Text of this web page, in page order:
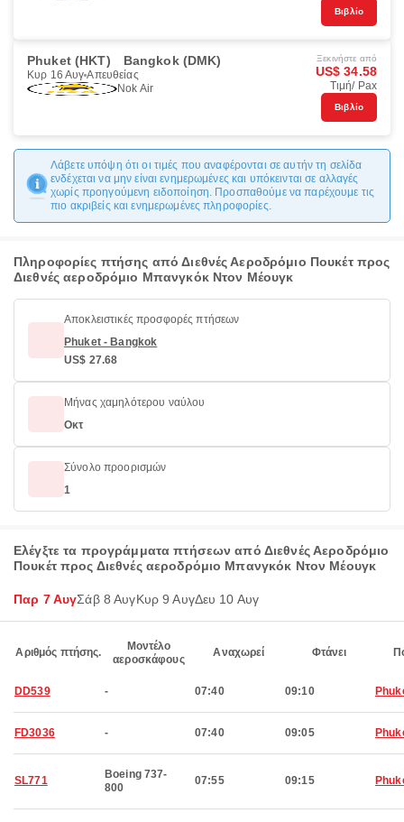
Βιβλίο
Phuket (HKT) Bangkok (DMK)
Κυρ 16 Αυγ Απευθείας
Nok Air
Ξεκινήστε από
US$ 34.58
Τιμή/ Pax
Βιβλίο
Λάβετε υπόψη ότι οι τιμές που αναφέρονται σε αυτήν τη σελίδα
ενδέχεται να μην είναι ενημερωμένες και υπόκεινται σε αλλαγές
χωρίς προηγούμενη ειδοποίηση. Προσπαθούμε να παρέχουμε τις
πιο ακριβείς και ενημερωμένες πληροφορίες.
Πληροφορίες πτήσης από Διεθνές Αεροδρόμιο Πουκέτ προς
Διεθνές αεροδρόμιο Μπανγκόκ Ντον Μέουγκ
Αποκλειστικές προσφορές πτήσεων
Phuket - Bangkok
US$ 27.68
Μήνας χαμηλότερου ναύλου
Οκτ
Σύνολο προορισμών
1
Ελέγξτε τα προγράμματα πτήσεων από Διεθνές Αεροδρόμιο
Πουκέτ προς Διεθνές αεροδρόμιο Μπανγκόκ Ντον Μέουγκ
Παρ 7 ΑυγΣάβ 8 ΑυγΚυρ 9 ΑυγΔευ 10 Αυγ
Αριθμός πτήσης.
Μοντέλο
αεροσκάφους
Αναχωρεί Φτάνει
DD539 - 07:40 09:10
FD3036 - 07:40 09:05
SL771
Boeing 737-
800
07:55 09:15